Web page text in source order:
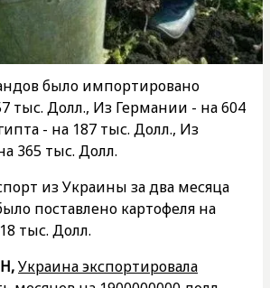
было импортировано
тыс. Долл., Из Германии - на 604
- на 187 тыс. Долл., Из
365 тыс. Долл.
из Украины за два месяца
поставлено картофеля на
тыс. Долл.
Украина экспортировала